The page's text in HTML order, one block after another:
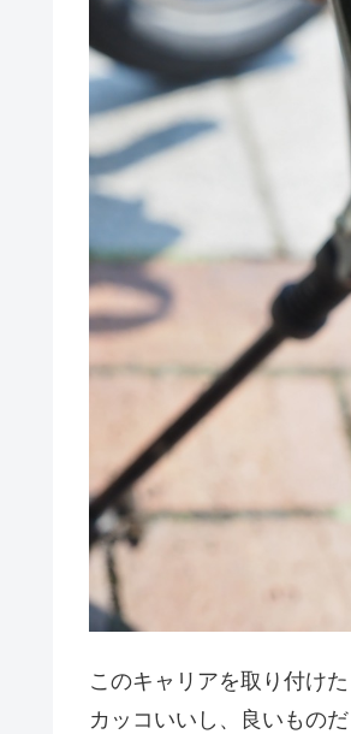
このキャリアを取り付け
カッコいいし、良いものだ